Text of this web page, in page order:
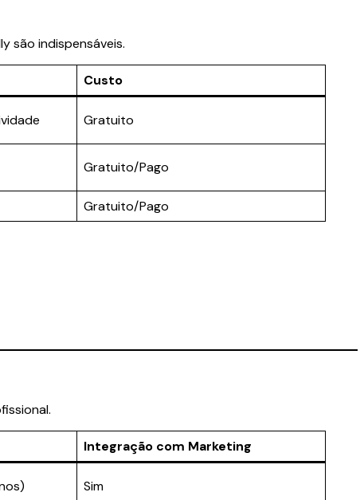
são indispensáveis.
Custo
Gratuito
Gratuito/Pago
Gratuito/Pago
Integração com Marketing
Sim